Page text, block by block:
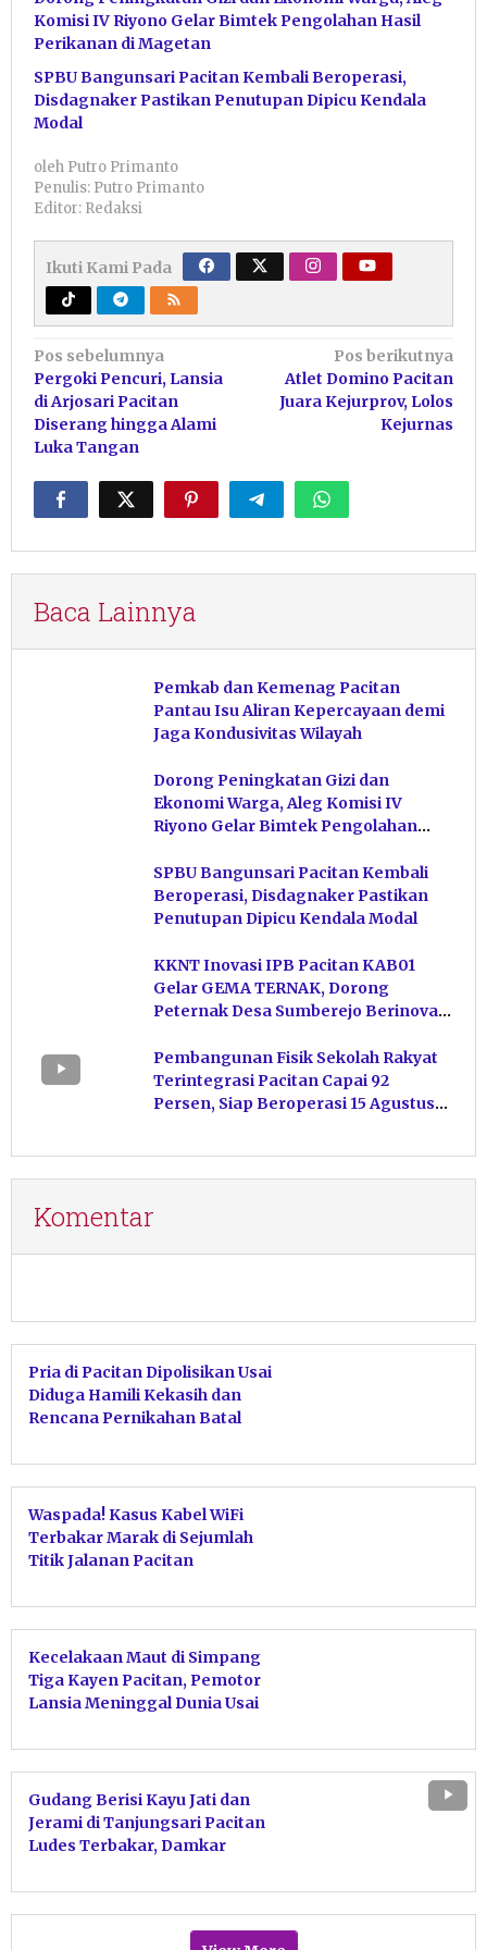
Komisi IV Riyono Gelar Bimtek Pengolahan Hasil
Perikanan di Magetan
SPBU Bangunsari Pacitan Kembali Beroperasi,
Disdagnaker Pastikan Penutupan Dipicu Kendala
Modal
oleh Putro Primanto
Penulis: Putro Primanto
Editor: Redaksi
Ikuti Kami Pada
Navigasi
pos
Pos sebelumnya
Pergoki Pencuri, Lansia
di Arjosari Pacitan
Diserang hingga Alami
Luka Tangan
Pos berikutnya
Atlet Domino Pacitan
Juara Kejurprov, Lolos
Kejurnas
Baca Lainnya
Pemkab dan Kemenag Pacitan
Pantau Isu Aliran Kepercayaan demi
Jaga Kondusivitas Wilayah
Dorong Peningkatan Gizi dan
Ekonomi Warga, Aleg Komisi IV
Riyono Gelar Bimtek Pengolahan
SPBU Bangunsari Pacitan Kembali
Beroperasi, Disdagnaker Pastikan
Penutupan Dipicu Kendala Modal
KKNT Inovasi IPB Pacitan KAB01
Gelar GEMA TERNAK, Dorong
Peternak Desa Sumberejo Berinovasi
Pembangunan Fisik Sekolah Rakyat
Terintegrasi Pacitan Capai 92
Persen, Siap Beroperasi 15 Agustus
Komentar
Pria di Pacitan Dipolisikan Usai
Diduga Hamili Kekasih dan
Rencana Pernikahan Batal
Waspada! Kasus Kabel WiFi
Terbakar Marak di Sejumlah
Titik Jalanan Pacitan
Kecelakaan Maut di Simpang
Tiga Kayen Pacitan, Pemotor
Lansia Meninggal Dunia Usai
Gudang Berisi Kayu Jati dan
Jerami di Tanjungsari Pacitan
Ludes Terbakar, Damkar